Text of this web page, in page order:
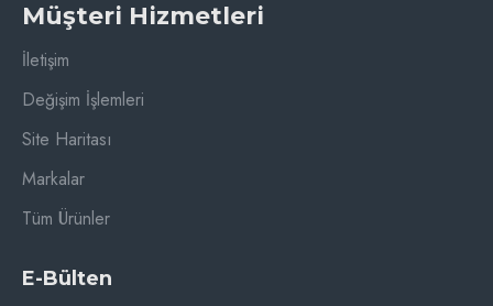
Müşteri Hizmetleri
İletişim
Değişim İşlemleri
Site Haritası
Markalar
Tüm Ürünler
E-Bülten